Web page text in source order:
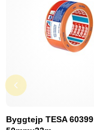
Byggtejp TESA